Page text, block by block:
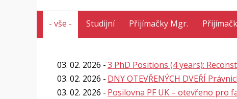
- vše - Studijní Přijímačky Mgr.
03. 02. 2026
3 PhD Positions (4 years):
03. 02. 2026
DNY OTEVŘENÝCH DVEŘÍ
03. 02. 2026
Posilovna PF UK – otevřeno pro